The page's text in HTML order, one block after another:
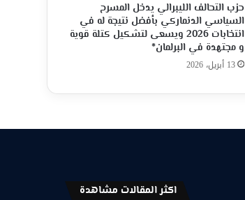
حزب التحالف الليبرالي يدخل المسرح
السياسي الدنماركي بأفضل نتيجة له في
انتخابات 2026 ويسعى لتشكيل كتلة قوية
و مجتهدة في البرلمان*
13 أبريل، 2026
اكثر المقالات مشاهدة